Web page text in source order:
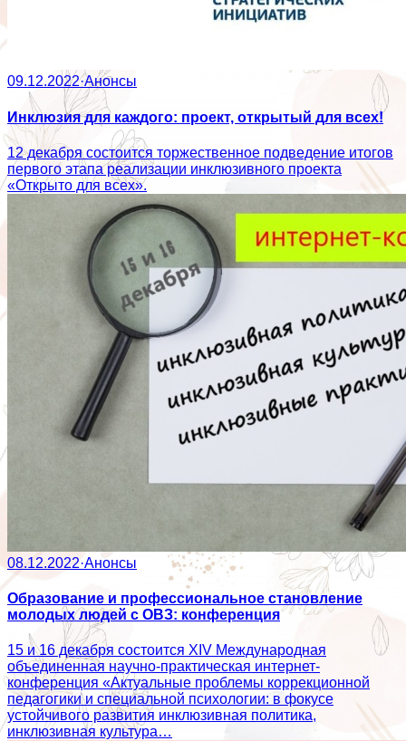
09.12.2022·Анонсы
Инклюзия для каждого: проект, открытый для всех!
12 декабря состоится торжественное подведение итогов
первого этапа реализации инклюзивного проекта
«Открыто для всех».
08.12.2022·Анонсы
Образование и профессиональное становление
молодых людей с ОВЗ: конференция
15 и 16 декабря состоится XIV Международная
объединенная научно-практическая интернет-
конференция «Актуальные проблемы коррекционной
педагогики и специальной психологии: в фокусе
устойчивого развития инклюзивная политика,
инклюзивная культура…